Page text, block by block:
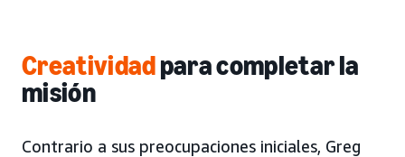
Creatividadpara completar la
misión
Contrario a sus preocupaciones iniciales, Greg